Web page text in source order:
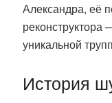
Александра, её
реконструктора
уникальной
История